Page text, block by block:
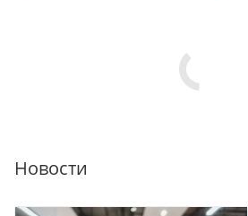
Новости